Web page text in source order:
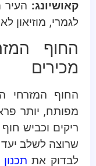
קאושיונג: העיר
לגמרי, מוזיאון
החוף
מכירים
החוף המזרחי
מפותח, יותר
ריקים וכביש
שרוצה לשלב יעד
לבדוק את